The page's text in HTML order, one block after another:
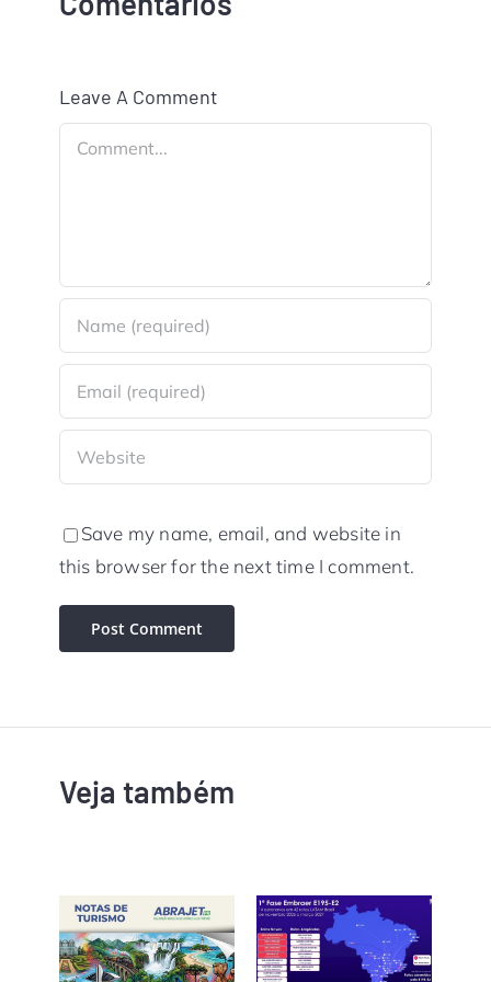
Leave A Comment
Comment
Save my name, email, and website in
this browser for the next time I comment.
Veja também